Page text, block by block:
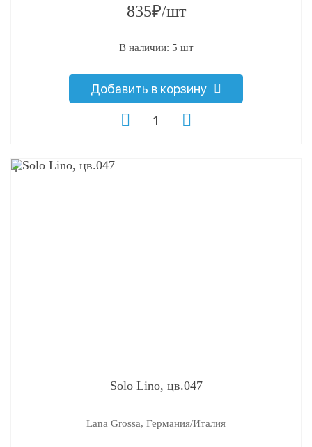
835₽/шт
В наличии: 5 шт
Добавить в корзину
q
Solo Lino, цв.047
Lana Grossa, Германия/Италия